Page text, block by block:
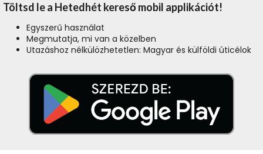
Töltsd le a Hetedhét kereső mobil applikációt!
Egyszerű használat
Megmutatja, mi van a közelben
Utazáshoz nélkülözhetetlen: Magyar és külföldi úticélok